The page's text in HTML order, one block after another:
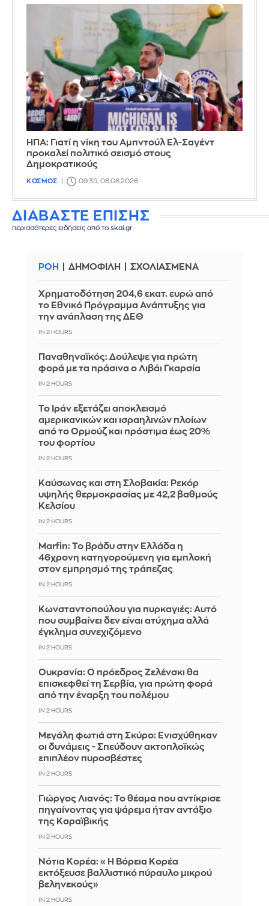
ΗΠΑ: Γιατί η νίκη του Αμπντούλ Ελ-Σαγέντ
προκαλεί πολιτικό σεισμό στους
Δημοκρατικούς
ΚΟΣΜΟΣ 09:35, 06.08.2026
ΔΙΑΒΑΣΤΕ ΕΠΙΣΗΣ
περισσότερες ειδήσεις από το skai.gr
ΡΟΗ ΔΗΜΟΦΙΛΗ ΣΧΟΛΙΑΣΜΕΝΑ
Χρηματοδότηση 204,6 εκατ. ευρώ από
το Εθνικό Πρόγραμμα Ανάπτυξης για
την ανάπλαση της ΔΕΘ
IN 2 HOURS
Παναθηναϊκός: Δούλεψε για πρώτη
φορά με τα πράσινα ο Λιβάι Γκαρσία
IN 2 HOURS
Το Ιράν εξετάζει αποκλεισμό
αμερικανικών και ισραηλινών πλοίων
από το Ορμούζ και πρόστιμα έως 20%
του φορτίου
IN 2 HOURS
Καύσωνας και στη Σλοβακία: Ρεκόρ
υψηλής θερμοκρασίας με 42,2 βαθμούς
Κελσίου
IN 2 HOURS
Marfin: Το βράδυ στην Ελλάδα η
46χρονη κατηγορούμενη για εμπλοκή
στον εμπρησμό της τράπεζας
IN 2 HOURS
Κωνσταντοπούλου για πυρκαγιές: Αυτό
που συμβαίνει δεν είναι ατύχημα αλλά
έγκλημα συνεχιζόμενο
IN 2 HOURS
Ουκρανία: Ο πρόεδρος Ζελένσκι θα
επισκεφθεί τη Σερβία, για πρώτη φορά
από την έναρξη του πολέμου
IN 2 HOURS
Μεγάλη φωτιά στη Σκύρο: Ενισχύθηκαν
οι δυνάμεις - Σπεύδουν ακτοπλοϊκώς
επιπλέον πυροσβέστες
IN 2 HOURS
Γιώργος Λιανός: Το θέαμα που αντίκρισε
πηγαίνοντας για ψάρεμα ήταν αντάξιο
της Καραϊβικής
IN 2 HOURS
Νότια Κορέα: «Η Βόρεια Κορέα
εκτόξευσε βαλλιστικό πύραυλο μικρού
βεληνεκούς»
IN 2 HOURS